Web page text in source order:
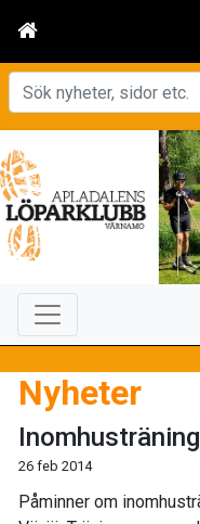
Nyheter
26 feb 2014
Påminner om